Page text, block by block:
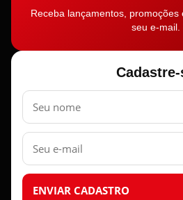
Receba lançamentos,
seu e-mail.
Cadastre-
Nome
E-
mail
ENVIAR CADASTRO